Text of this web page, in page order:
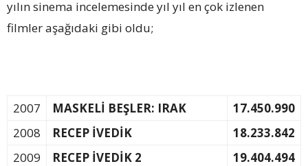
yılın sinema incelemesinde yıl yıl en çok izlenen
filmler aşağıdaki gibi oldu;
2007 MASKELİ BEŞLER: IRAK
17.450.990
2008
RECEP İVEDİK
18.233.842
2009
RECEP İVEDİK 2
19.404.494